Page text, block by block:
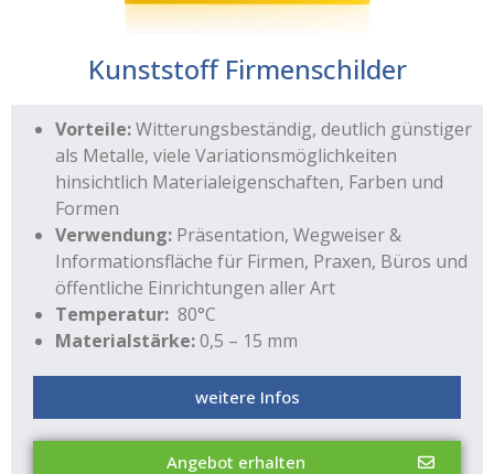
Kunststoff Firmenschilder
Vorteile:Witterungsbeständig, deutlich günstiger
als Metalle, viele Variationsmöglichkeiten
hinsichtlich Materialeigenschaften, Farben und
Formen
Verwendung: Präsentation, Wegweiser &
Informationsfläche für Firmen, Praxen, Büros und
öffentliche Einrichtungen aller Art
Temperatur: 80°C
Materialstärke:0,5 – 15 mm
weitere Infos
Angebot erhalten